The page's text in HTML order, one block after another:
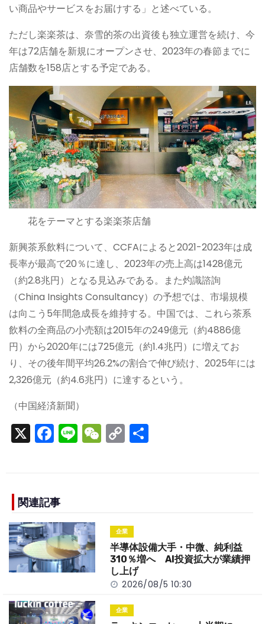
い商品やサービスをお届けする」と述べている。
ただし楽楽茶は、奈雪的茶の出資後も独立運営を続け、今
年は72店舗を新規にオープンさせ、2023年の春節までに
店舗数を158店とする予定である。
花をテーマとする楽楽茶店舗
新興茶系飲料について、CCFAによると2021-2023年は成
長率が最高で20％に達し、2023年の売上高は1428億元
（約2.8兆円）となる見込みである。また灼識諮詢
（China Insights Consultancy）の予想では、市場規模
は向こう5年間急成長を維持する。中国では、これら茶系
飲料の全商品の小売額は2015年の249億元（約4886億
円）から2020年には725億元（約1.4兆円）に増えてお
り、その後年間平均26.2%の割合で伸び続け、2025年には
2,326億元（約4.6兆円）に達するという。
（中国経済新聞）
X F
a
e
b
o
o
k
Li
n
W
e
C
o
n
k
関連記事
企業
半導体設備大手・中微、純利益
310％増へ AI投資拡大が業績押
し上げ
2026/08/5 10:30
企業